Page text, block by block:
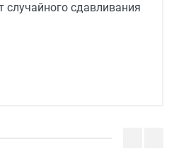
случайного сдавливания